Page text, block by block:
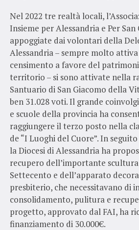
Nel 2022 tre realtà locali,
Insieme per Alessandria e Per San
appoggiate dai volontari della
Alessandria – sempre molto
censimento a favore del
territorio – si sono attivate nella
Santuario di San Giacomo della
ben 31.028 voti. Il grande
e scuole della provincia ha
raggiungere il terzo posto nella
de “I Luoghi del Cuore”. In
la Diocesi di Alessandria ha
recupero dell’importante
Settecento e dell’apparato
presbiterio, che necessitavano di
consolidamento, pulitura e
progetto, approvato dal FAI, ha
finanziamento di 30.000€.